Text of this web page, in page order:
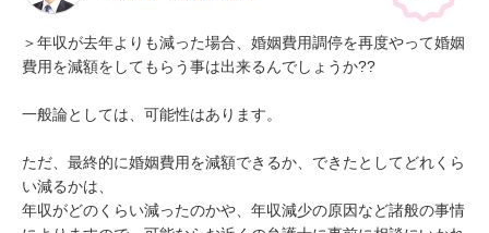
＞年収が去年よりも減った場合、婚姻費用調停を再度やって婚姻
費用を減額をしてもらう事は出来るんでしょうか??
一般論としては、可能性はあります。
ただ、最終的に婚姻費用を減額できるか、できたとしてどれくら
い減るかは、
年収がどのくらい減ったのかや、年収減少の原因など諸般の事情